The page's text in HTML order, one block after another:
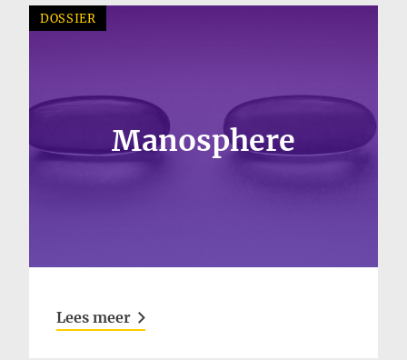
DOSSIER
Manosphere
Lees meer